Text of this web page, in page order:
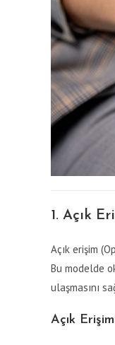
1. Açık
Açık erişim
Bu modelde
ulaşmasını
Açık